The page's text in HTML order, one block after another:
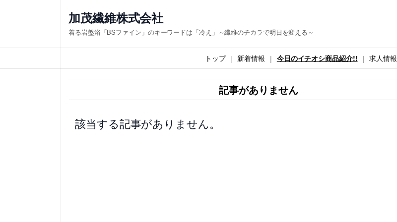
ス
キ
加茂繊維株式会社
着る岩盤浴「BSファイン」のキーワードは「冷え」～繊維のチカラで明日を変える～
トップ 新着情報 今日のイチオシ商品紹介!! 求人情報
記事がありません
該当する記事がありません。